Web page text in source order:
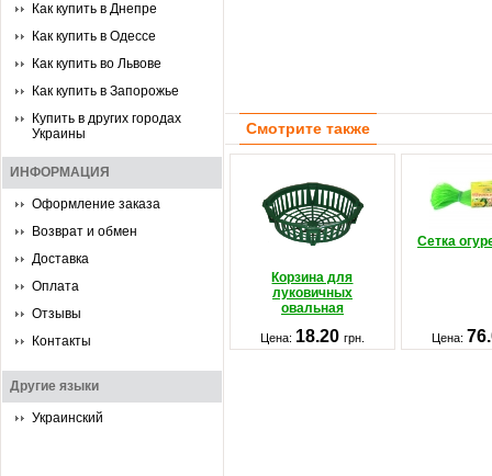
Как купить в Днепре
Как купить в Одессе
Как купить во Львове
Как купить в Запорожье
Купить в других городах
Украины
ИНФОРМАЦИЯ
Оформление заказа
Возврат и обмен
Доставка
Оплата
Отзывы
Контакты
Другие языки
Украинский
Смотрите также
Корзина для
луковичных
овальная
Сетка
Цена: 18.20 грн. Цена: